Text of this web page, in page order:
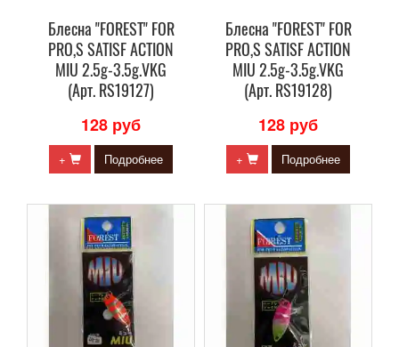
Блесна "FOREST" FOR
PRO,S SATISF ACTION
MIU 2.5g-3.5g.VKG
(Арт. RS19127)
128 руб
+ Подробнее
Блесна "FOREST" FOR
PRO,S SATISF ACTION
MIU 2.5g-3.5g.VKG
(Арт. RS19128)
128 руб
+ Подробнее